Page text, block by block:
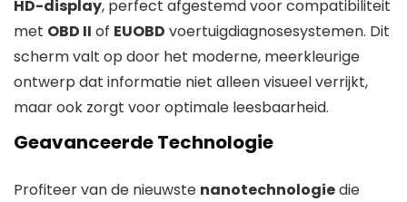
HD-display, perfect afgestemd voor compatibiliteit
met OBD II of EUOBD voertuigdiagnosesystemen. Dit
scherm valt op door het moderne, meerkleurige
ontwerp dat informatie niet alleen visueel verrijkt,
maar ook zorgt voor optimale leesbaarheid.
Geavanceerde Technologie
Profiteer van de nieuwste nanotechnologiedie